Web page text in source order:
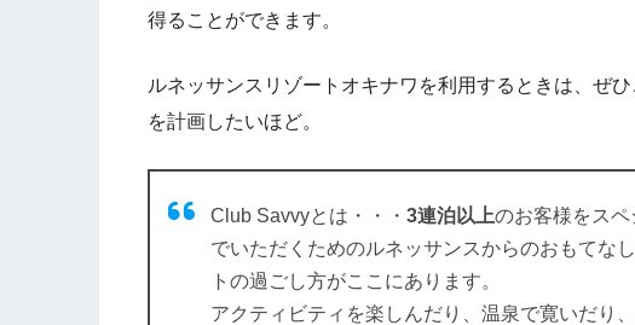
得ることができます。
ルネッサンスリゾートオキナワを利用するときは、ぜ
を計画したいほど。
Club Savvyとは・・・ 3連泊以上のお客様をス
でいただくためのルネッサンスからのおもてな
トの過ごし方がここにあります。
アクティビティを楽しんだり、温泉で寛いだり